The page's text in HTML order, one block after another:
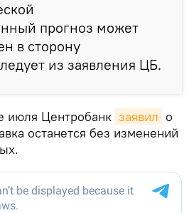
прогноз может
в сторону
из заявления ЦБ.
июля Центробанк заявил о
останется без изменений